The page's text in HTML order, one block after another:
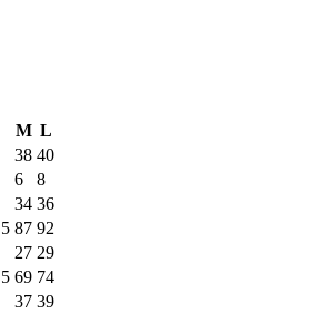
M L
38 40
6
8
34 36
87 92
27 29
69 74
37 39